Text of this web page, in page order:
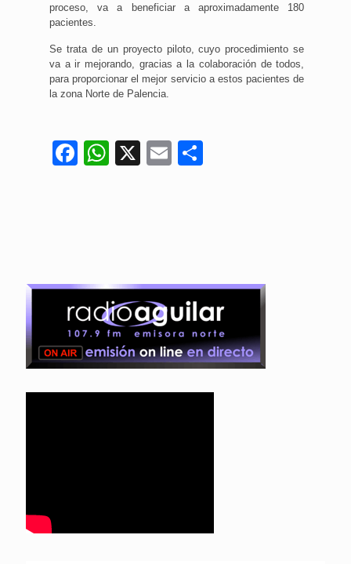
proceso, va a beneficiar a aproximadamente 180
pacientes.
Se trata de un proyecto piloto, cuyo procedimiento se
va a ir mejorando, gracias a la colaboración de todos,
para proporcionar el mejor servicio a estos pacientes de
la zona Norte de Palencia.
Facebook
WhatsApp
X Email